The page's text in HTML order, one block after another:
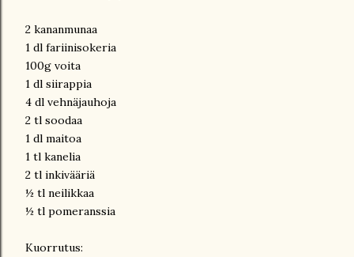
2 kananmunaa
1 dl fariinisokeria
100g voita
1 dl siirappia
4 dl vehnäjauhoja
2 tl soodaa
1 dl maitoa
1 tl kanelia
2 tl inkivääriä
½ tl neilikkaa
½ tl pomeranssia
Kuorrutus: